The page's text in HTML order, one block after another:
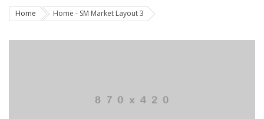
Home Home - SM Market Layout 3